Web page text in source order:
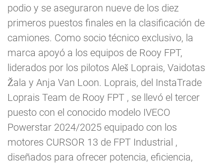
podio y se aseguraron nueve de los diez
primeros puestos finales en la clasificación de
camiones. Como socio técnico exclusivo, la
marca apoyó a los equipos de Rooy FPT,
liderados por los pilotos Aleš Loprais, Vaidotas
Žala y Anja Van Loon. Loprais, del InstaTrade
Loprais Team de Rooy FPT , se llevó el tercer
puesto con el conocido modelo IVECO
Powerstar 2024/2025 equipado con los
motores CURSOR 13 de FPT Industrial ,
diseñados para ofrecer potencia, eficiencia,